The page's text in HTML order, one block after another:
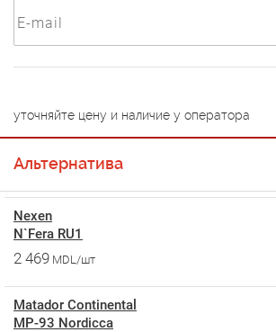
уточняйте цену и наличие у оператора
Альтернатива
Nexen
N`Fera RU1
2 469 MDL/шт
Matador Continental
MP-93 Nordicca